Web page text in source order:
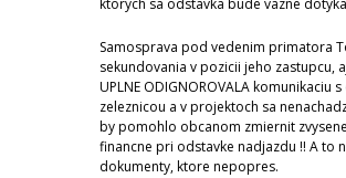
ktorych sa odstavka bude vazne
Samosprava pod vedenim primatora
sekundovania v pozicii jeho zastupcu,
UPLNE ODIGNOROVALA komunikaciu
zeleznicou a v projektoch sa
by pomohlo obcanom zmiernit
financne pri odstavke nadjazdu !! A to
dokumenty, ktore nepopres.